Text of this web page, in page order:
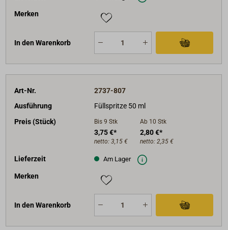
Merken
In den Warenkorb
Art-Nr.
2737-807
Ausführung
Füllspritze 50 ml
Preis (Stück)
Bis 9 Stk
3,75 €*
netto: 3,15 €
Ab 10 Stk
2,80 €*
netto: 2,35 €
Lieferzeit Am Lager
Merken
In den Warenkorb